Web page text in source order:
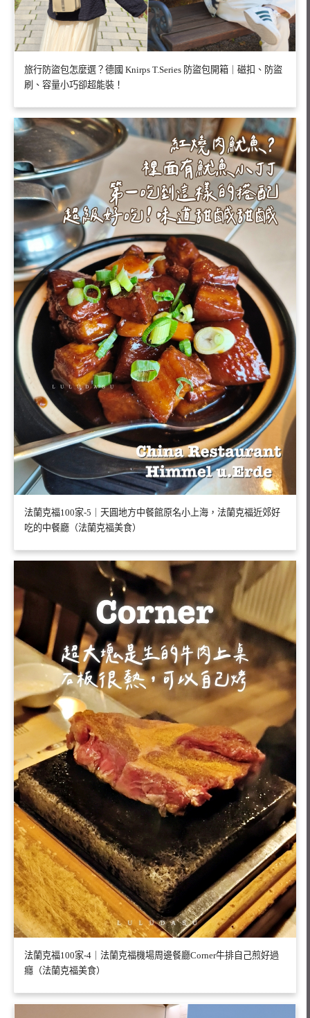
旅行防盜包怎麼選？德國 Knirps T.Series 防盜包開箱｜磁扣、防盜
刷、容量小巧卻超能裝！
法蘭克福100家-5｜天圓地方中餐館原名小上海，法蘭克福近郊好
吃的中餐廳（法蘭克福美食）
法蘭克福100家-4｜法蘭克福機場周邊餐廳Corner牛排自己煎好過
癮（法蘭克福美食）